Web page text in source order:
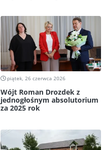
piątek, 26 czerwca 2026
Wójt Roman Drozdek z
jednogłośnym absolutorium
za 2025 rok